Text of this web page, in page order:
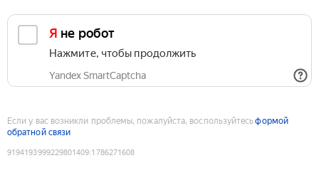
Я не робот
Нажмите, чтобы продолжить
Yandex SmartCaptcha
Если у вас возникли проблемы, пожалуйста, воспользуйтесьформой
обратной связи
9194193999229801409:1786271608